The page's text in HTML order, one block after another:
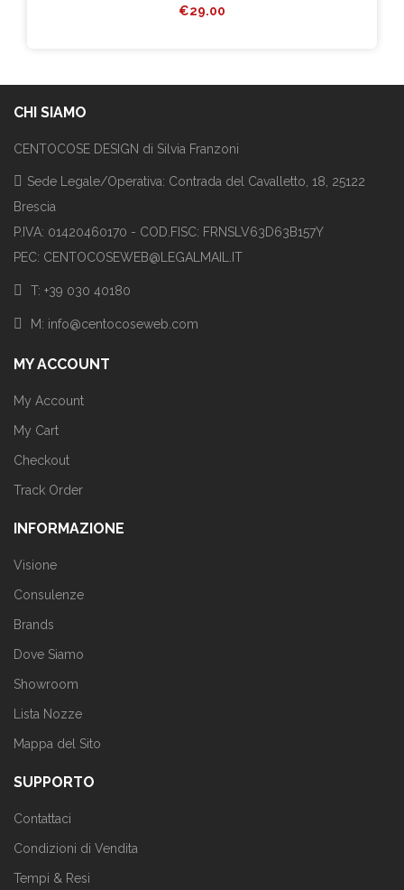
€29.00
CHI SIAMO
CENTOCOSE DESIGN di Silvia Franzoni
Sede Legale/Operativa: Contrada del Cavalletto, 18, 25122
Brescia
P.IVA: 01420460170 - COD.FISC: FRNSLV63D63B157Y
PEC: CENTOCOSEWEB@LEGALMAIL.IT
T: +39 030 40180
M: info@centocoseweb.com
MY ACCOUNT
My Account
My Cart
Checkout
Track Order
INFORMAZIONE
Visione
Consulenze
Brands
Dove Siamo
Showroom
Lista Nozze
Mappa del Sito
SUPPORTO
Contattaci
Condizioni di Vendita
Tempi & Resi